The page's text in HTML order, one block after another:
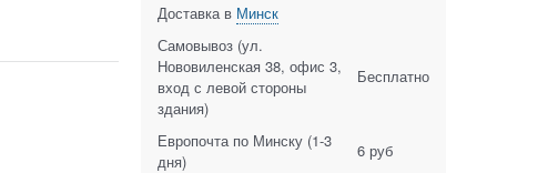
Доставка в Минск
Самовывоз (ул.
Нововиленская 38, офис 3,
вход с левой стороны
здания)
Бесплатно
Европочта по Минску (1-3
дня)
6 руб